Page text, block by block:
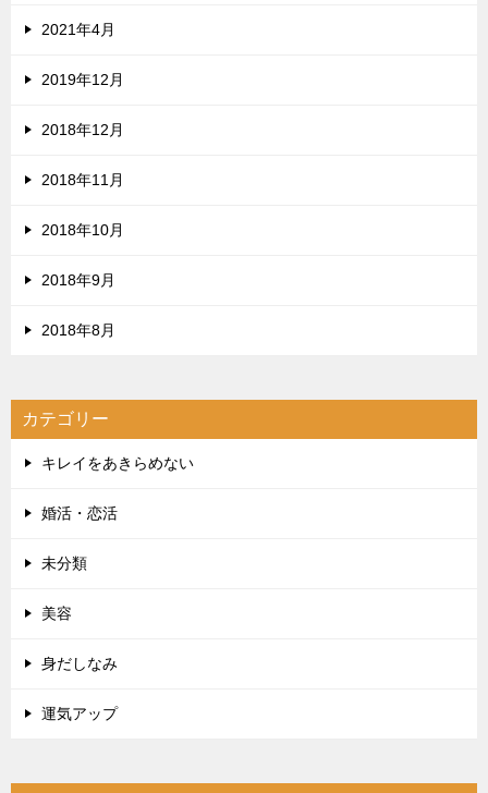
2021年4月
2019年12月
2018年12月
2018年11月
2018年10月
2018年9月
2018年8月
カテゴリー
キレイをあきらめない
婚活・恋活
未分類
美容
身だしなみ
運気アップ